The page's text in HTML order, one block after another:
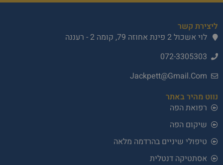
ליצירת קשר
לוי אשכול 2 פינת אחוזה 79, קומה 2 - רעננה
072-3305303
Jackpett@Gmail.Com
נווט מהיר באתר
רפואת הפה
שיקום הפה
טיפולי שיניים בהרדמה מלאה
אסתטיקה דנטלית